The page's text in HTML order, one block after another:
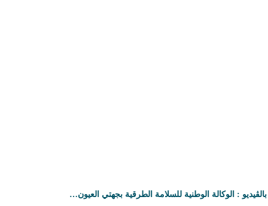
بالڤيديو : الوكالة الوطنية للسلامة الطرقية بجهتي العيون…